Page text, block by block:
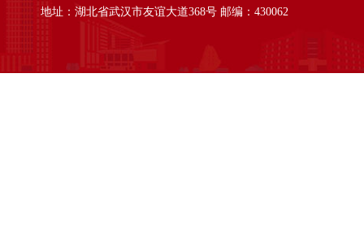
地址：湖北省武汉市友谊大道368号 邮编：430062